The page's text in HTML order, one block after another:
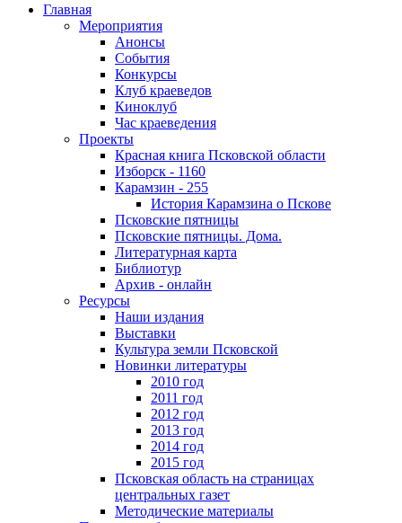
Главная
Мероприятия
Анонсы
События
Конкурсы
Клуб краеведов
Киноклуб
Час краеведения
Проекты
Красная книга Псковской области
Изборск - 1160
Карамзин - 255
История Карамзина о Пскове
Псковские пятницы
Псковские пятницы. Дома.
Литературная карта
Библиотур
Архив - онлайн
Ресурсы
Наши издания
Выставки
Культура земли Псковской
Новинки литературы
2010 год
2011 год
2012 год
2013 год
2014 год
2015 год
Псковская область на страницах
центральных газет
Методические материалы